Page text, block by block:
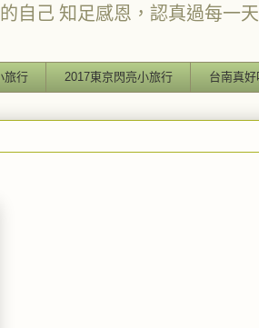
自己 知足感恩，認真過每一天
旅行 2017東京閃亮小旅行 台南真好